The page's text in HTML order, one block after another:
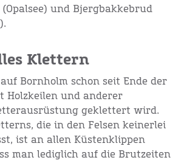
und Bjergbakkebrud
Klettern
Bornholm schon seit Ende der
Holzkeilen und anderer
geklettert wird.
die in den Felsen keinerlei
ist an allen Küstenklippen
man lediglich auf die Brutzeiten